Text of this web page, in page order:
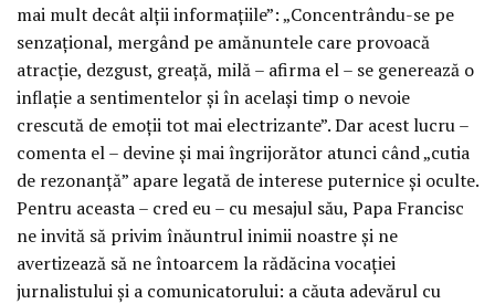
mai mult decât alții informațiile”: „Concentrându-se pe
senzațional, mergând pe amănuntele care provoacă
atracție, dezgust, greață, milă – afirma el – se generează o
inflație a sentimentelor și în același timp o nevoie
crescută de emoții tot mai electrizante”. Dar acest lucru –
comenta el – devine și mai îngrijorător atunci când „cutia
de rezonanță” apare legată de interese puternice și oculte.
Pentru aceasta – cred eu – cu mesajul său, Papa Francisc
ne invită să privim înăuntrul inimii noastre și ne
avertizează să ne întoarcem la rădăcina vocației
jurnalistului și a comunicatorului: a căuta adevărul cu